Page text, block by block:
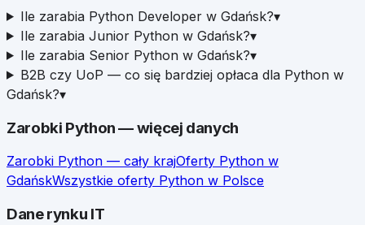
Ile zarabia Python Developer w Gdańsk?▾
Ile zarabia Junior Python w Gdańsk?▾
Ile zarabia Senior Python w Gdańsk?▾
B2B czy UoP — co się bardziej opłaca dla Python w
Gdańsk?▾
Zarobki Python— więcej danych
Zarobki Python — cały krajOferty Python w
GdańskWszystkie oferty Python w Polsce
Dane rynku IT